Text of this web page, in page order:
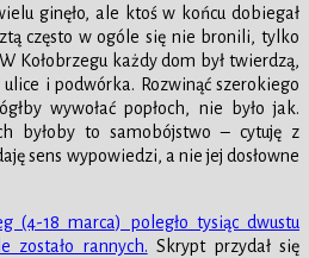
ginęło, ale ktoś w końcu dobiegał
często w ogóle się nie bronili, tylko
Kołobrzegu każdy dom był twierdzą,
i podwórka. Rozwinąć szerokiego
wywołać popłoch, nie było jak.
byłoby to samobójstwo – cytuję z
sens wypowiedzi, a nie jej dosłowne
(4-18 marca) poległo tysiąc dwustu
zostało rannych. Skrypt przydał się